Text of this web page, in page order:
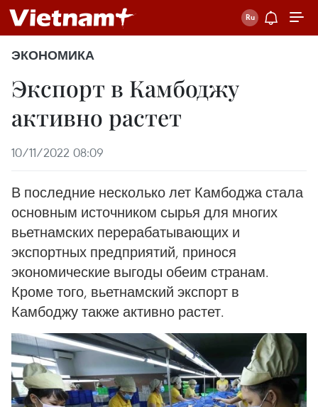
ЭКОНОМИКА
Экспорт в Камбоджу
активно растет
10/11/2022 08:09
В последние несколько лет Камбоджа стала
основным источником сырья для многих
вьетнамских перерабатывающих и
экспортных предприятий, принося
экономические выгоды обеим странам.
Кроме того, вьетнамский экспорт в
Камбоджу также активно растет.